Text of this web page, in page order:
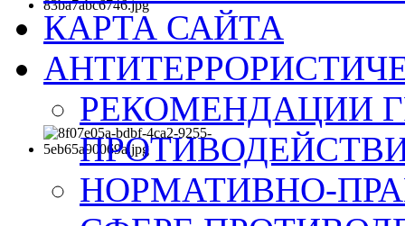
КАРТА САЙТА
РЕКОМЕНДАЦИИ
НОРМАТИВНО-